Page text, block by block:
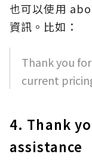
也可以使用
資訊。比如：
Thank you
current
4. Thank
assistance